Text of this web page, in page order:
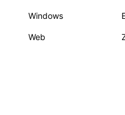
Windows
Web